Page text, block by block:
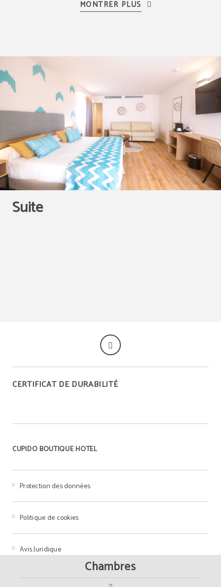
Chambres
MONTRER PLUS
Suite
CERTIFICAT DE DURABILITÉ
CUPIDO BOUTIQUE HOTEL
Protection des données
Politique de cookies
Avis Juridique